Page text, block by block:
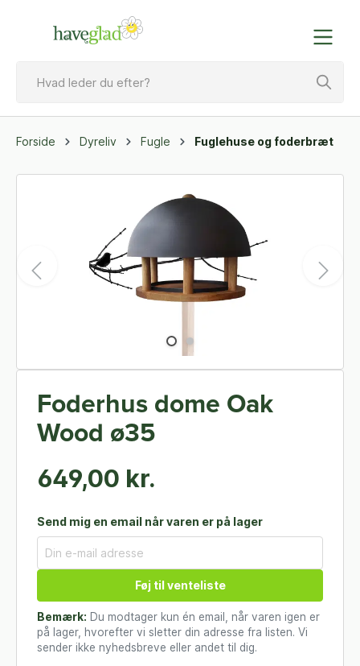
Forside Dyreliv Fugle Fuglehuse og foderbræt
Foderhus dome Oak
Wood ø35
649,00 kr.
Send mig en email når varen er på lager
Føj til venteliste
Bemærk: Du modtager kun én email, når varen igen er
på lager, hvorefter vi sletter din adresse fra listen. Vi
sender ikke nyhedsbreve eller andet til dig.